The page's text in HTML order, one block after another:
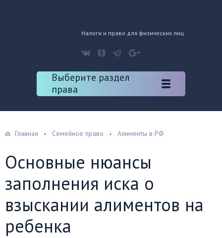
Налоги и право для физических лиц
Выберите раздел
права
Главная Семейное право Алименты в РФ
Основные нюансы
заполнения иска о
взыскании алиментов на
ребенка